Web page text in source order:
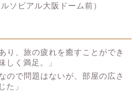
ルソビアル大阪ドーム前）
り、旅の疲れを癒すことができ
しく満足。」
ので問題はないが、部屋の広さ
た」